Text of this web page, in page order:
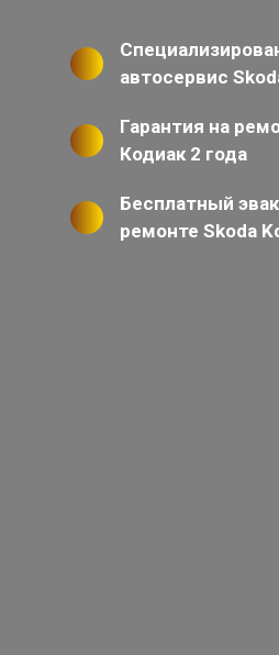
автосервис
Гарантия на
Кодиак 2 года
Бесплатный
ремонте Skoda